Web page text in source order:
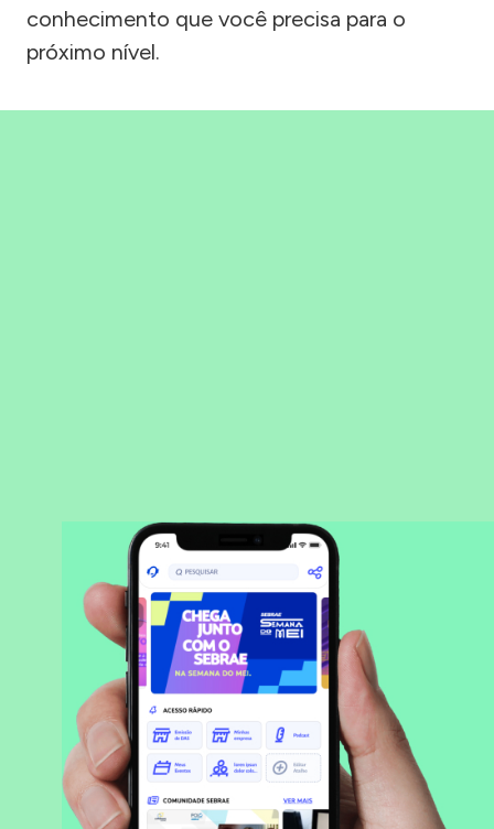
conhecimento que você precisa para o
próximo nível.